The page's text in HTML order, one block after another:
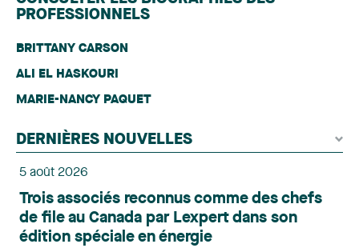
PROFESSIONNELS
BRITTANY CARSON
ALI EL HASKOURI
MARIE-NANCY PAQUET
DERNIÈRES NOUVELLES
5 août 2026
Trois associés reconnus comme des chefs
de file au Canada par Lexpert dans son
édition spéciale en énergie